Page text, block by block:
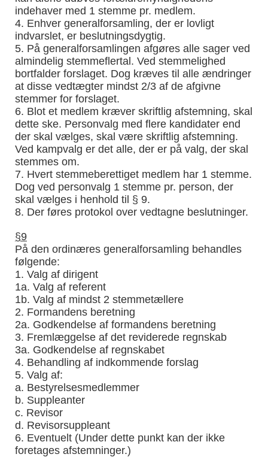
indehaver med 1 stemme pr. medlem.
4. Enhver generalforsamling, der er lovligt
indvarslet, er beslutningsdygtig.
5. På generalforsamlingen afgøres alle sager ved
almindelig stemmeflertal. Ved stemmelighed
bortfalder forslaget. Dog kræves til alle ændringer
at disse vedtægter mindst 2/3 af de afgivne
stemmer for forslaget.
6. Blot et medlem kræver skriftlig afstemning, skal
dette ske. Personvalg med flere kandidater end
der skal vælges, skal være skriftlig afstemning.
Ved kampvalg er det alle, der er på valg, der skal
stemmes om.
7. Hvert stemmeberettiget medlem har 1 stemme.
Dog ved personvalg 1 stemme pr. person, der
skal vælges i henhold til § 9.
8. Der føres protokol over vedtagne beslutninger.
§9
På den ordinæres generalforsamling behandles
følgende:
1. Valg af dirigent
1a. Valg af referent
1b. Valg af mindst 2 stemmetællere
2. Formandens beretning
2a. Godkendelse af formandens beretning
3. Fremlæggelse af det reviderede regnskab
3a. Godkendelse af regnskabet
4. Behandling af indkommende forslag
5. Valg af:
a. Bestyrelsesmedlemmer
b. Suppleanter
c. Revisor
d. Revisorsuppleant
6. Eventuelt (Under dette punkt kan der ikke
foretages afstemninger.)